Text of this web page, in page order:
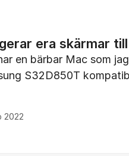
era skärmar
en bärbar Mac som
S32D850T
2022